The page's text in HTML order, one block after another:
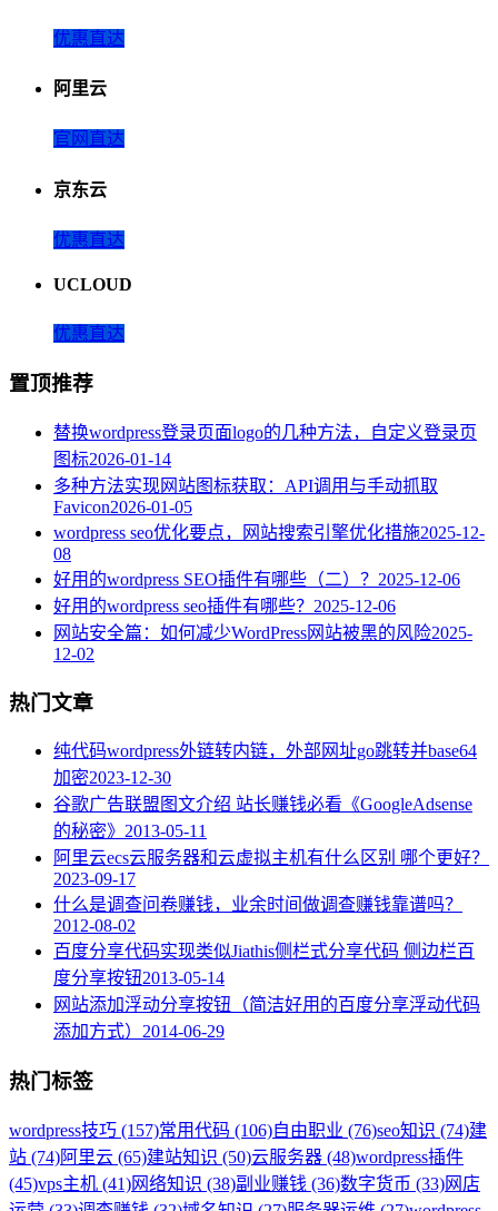
优惠直达
阿里云
官网直达
京东云
优惠直达
UCLOUD
优惠直达
置顶推荐
替换wordpress登录页面logo的几种方法，自定义登录页
图标2026-01-14
多种方法实现网站图标获取：API调用与手动抓取
Favicon2026-01-05
wordpress seo优化要点，网站搜索引擎优化措施2025-12-
08
好用的wordpress SEO插件有哪些（二）？ 2025-12-06
好用的wordpress seo插件有哪些？ 2025-12-06
网站安全篇：如何减少WordPress网站被黑的风险2025-
12-02
热门文章
纯代码wordpress外链转内链，外部网址go跳转并base64
加密2023-12-30
谷歌广告联盟图文介绍 站长赚钱必看《GoogleAdsense
的秘密》 2013-05-11
阿里云ecs云服务器和云虚拟主机有什么区别 哪个更好？
2023-09-17
什么是调查问卷赚钱，业余时间做调查赚钱靠谱吗？
2012-08-02
百度分享代码实现类似Jiathis侧栏式分享代码 侧边栏百
度分享按钮2013-05-14
网站添加浮动分享按钮（简洁好用的百度分享浮动代码
添加方式） 2014-06-29
热门标签
wordpress技巧 (157)常用代码 (106)自由职业 (76)seo知识 (74)建
站 (74)阿里云 (65)建站知识 (50)云服务器 (48)wordpress插件
(45)vps主机 (41)网络知识 (38)副业赚钱 (36)数字货币 (33)网店